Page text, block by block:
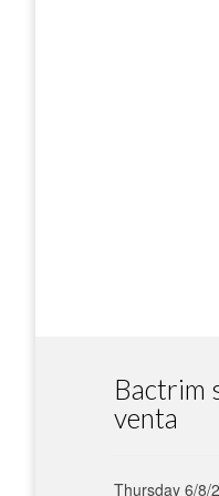
Bactrim
venta
Thursday 6/8/